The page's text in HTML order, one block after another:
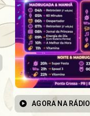
AGORA NA RÁDIO